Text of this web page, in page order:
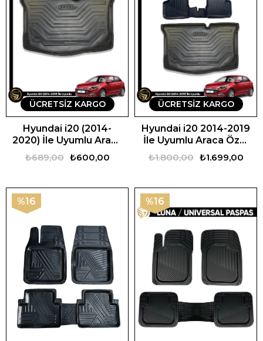
Hyundai i20 (2014-
2020) İle Uyumlu Araca
Özel 3D Bagaj Havuzu
₺600,00
₺689,00
ÜCRETSIZ KARGO
Hyundai i20 2014-2019
İle Uyumlu Araca Özel
Set₺1.699,00
₺1.800,00
ÜCRETSIZ KARGO
%16 %16